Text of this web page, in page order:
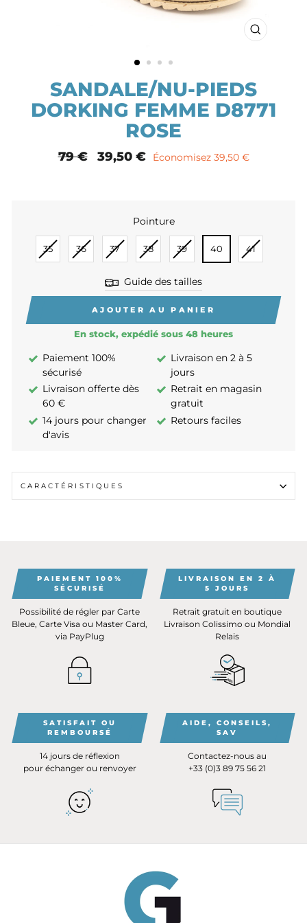
FERMER
SANDALE/NU-PIEDS
DORKING FEMME D8771
ROSE
Prix
79 €
Prix
39,50 € Économisez 39,50 €
Pointure
35 36 37 38 39 40 41
Guide des tailles
AJOUTER AU PANIER
En stock, expédié sous 48 heures
Paiement 100%
sécurisé
Livraison en 2 à 5
jours
Livraison offerte dès
60 €
Retrait en magasin
gratuit
14 jours pour changer
d'avis
Retours faciles
CARACTÉRISTIQUES
PAIEMENT 100%
SÉCURISÉ
Possibilité de régler par Carte
Bleue, Carte Visa ou Master Card,
via PayPlug
LIVRAISON EN 2 À
5 JOURS
Retrait gratuit en boutique
Livraison Colissimo ou Mondial
Relais
SATISFAIT OU
REMBOURSÉ
14 jours de réflexion
pour échanger ou renvoyer
AIDE, CONSEILS,
SAV
Contactez-nous au
+33 (0)3 89 75 56 21